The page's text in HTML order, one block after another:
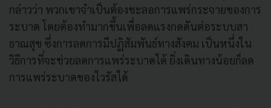
กล่าวว่า พวกเขาจำเป็นต้องชะลอการแพร่กระจายของการ
ระบาด โดยต้องทำมากขึ้นเพื่อลดแรงกดดันต่อระบบสา
ธาณสุข ซึ่งการลดการมีปฏิสัมพันธ์ทางสังคม เป็นหนึ่งใน
วิธีการที่จะช่วยลดการแพร่ระบาดได้ ยิ่งเดินทางน้อยก็ลด
การแพร่ระบาดของไวรัสได้